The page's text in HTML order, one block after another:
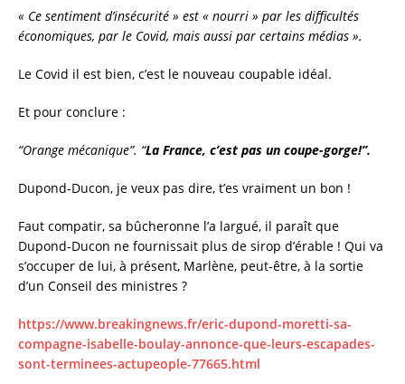
« Ce sentiment d’insécurité » est « nourri » par les difficultés
économiques, par le Covid, mais aussi par certains médias ».
Le Covid il est bien, c’est le nouveau coupable idéal.
Et pour conclure :
“Orange mécanique”. “La France, c’est pas un coupe-gorge!”.
Dupond-Ducon, je veux pas dire, t’es vraiment un bon !
Faut compatir, sa bûcheronne l’a largué, il paraît que
Dupond-Ducon ne fournissait plus de sirop d’érable ! Qui va
s’occuper de lui, à présent, Marlène, peut-être, à la sortie
d’un Conseil des ministres ?
https://www.breakingnews.fr/eric-dupond-moretti-sa-
compagne-isabelle-boulay-annonce-que-leurs-escapades-
sont-terminees-actupeople-77665.html